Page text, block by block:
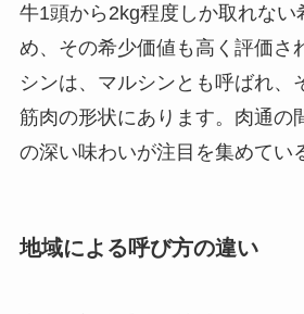
牛1頭から2kg程度しか取れない
め、その希少価値も高く評価さ
シンは、マルシンとも呼ばれ、
筋肉の形状にあります。肉通の
の深い味わいが注目を集めてい
地域による呼び方の違い